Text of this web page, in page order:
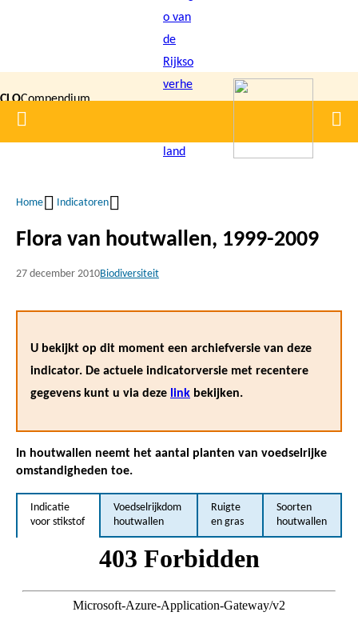
inhoud
gaan
CLOCompendium
voor de
Home
Kruimelpad
Home Indicatoren
Flora van houtwallen, 1999-2009
27 december 2010Biodiversiteit
U bekijkt op dit moment een archiefversie van deze
indicator. De actuele indicatorversie met recentere
gegevens kunt u via deze link bekijken.
In houtwallen neemt het aantal planten van voedselrijke
omstandigheden toe.
Indicatie
voor stikstof
Voedselrijkdom
houtwallen
Ruigte
en gras
Soorten
houtwallen